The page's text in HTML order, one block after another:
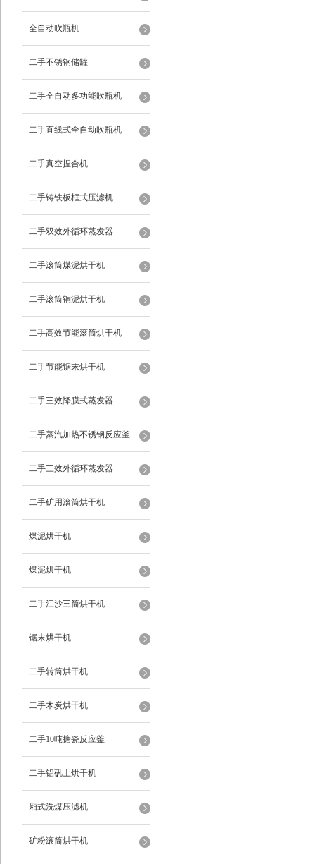
全自动吹瓶机
二手不锈钢储罐
二手全自动多功能吹瓶机
二手直线式全自动吹瓶机
二手真空捏合机
二手铸铁板框式压滤机
二手双效外循环蒸发器
二手滚筒煤泥烘干机
二手滚筒铜泥烘干机
二手高效节能滚筒烘干机
二手节能锯末烘干机
二手三效降膜式蒸发器
二手蒸汽加热不锈钢反应釜
二手三效外循环蒸发器
二手矿用滚筒烘干机
煤泥烘干机
煤泥烘干机
二手江沙三筒烘干机
锯末烘干机
二手转筒烘干机
二手木炭烘干机
二手10吨搪瓷反应釜
二手铝矾土烘干机
厢式洗煤压滤机
矿粉滚筒烘干机